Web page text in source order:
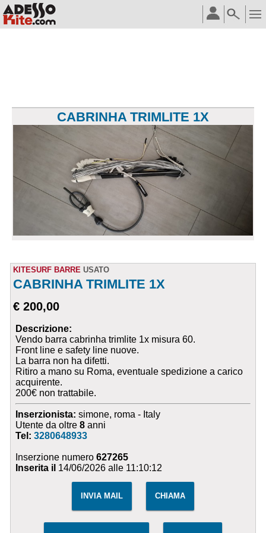
CABRINHA TRIMLITE 1X
KITESURF BARRE USATO
CABRINHA TRIMLITE 1X
€ 200,00
Descrizione:
Vendo barra cabrinha trimlite 1x misura 60.
Front line e safety line nuove.
La barra non ha difetti.
Ritiro a mano su Roma, eventuale spedizione a carico
acquirente.
200€ non trattabile.
Inserzionista: simone, roma - Italy
Utente da oltre8 anni
Tel:3280648933
Inserzione numero627265
Inserita il 14/06/2026 alle 11:10:12
INVIA MAIL CHIAMA